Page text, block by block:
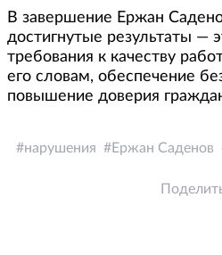
В завершение Ержан
достигнутые результаты —
требования к качеству
его словам, обеспечение
повышение доверия
нарушения Ержан Саденов